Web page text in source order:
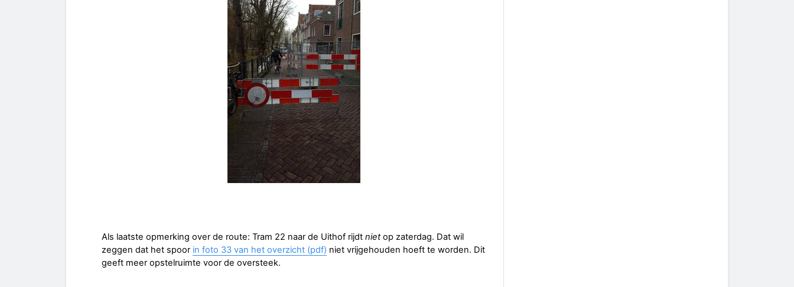
Als laatste opmerking over de route: Tram 22 naar de Uithof rijdt nietop zaterdag. Dat wil
zeggen dat het spoor in foto 33 van het overzicht (pdf) niet vrijgehouden hoeft te worden. Dit
geeft meer opstelruimte voor de oversteek.